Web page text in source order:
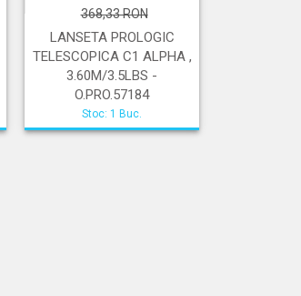
368,33 RON
LANSETA PROLOGIC
TELESCOPICA C1 ALPHA ,
3.60M/3.5LBS -
O.PRO.57184
Stoc: 1 Buc.